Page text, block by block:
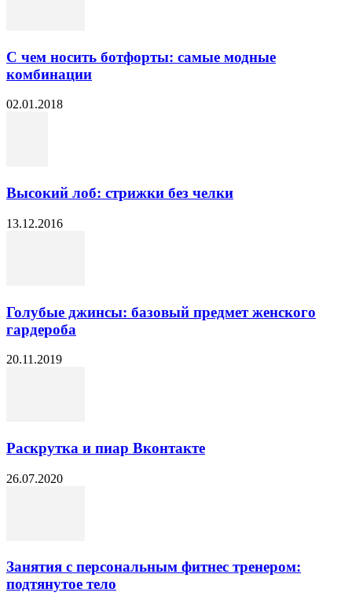
С чем носить ботфорты: самые модные
комбинации
02.01.2018
Высокий лоб: стрижки без челки
13.12.2016
Голубые джинсы: базовый предмет женского
гардероба
20.11.2019
Раскрутка и пиар Вконтакте
26.07.2020
Занятия с персональным фитнес тренером:
подтянутое тело